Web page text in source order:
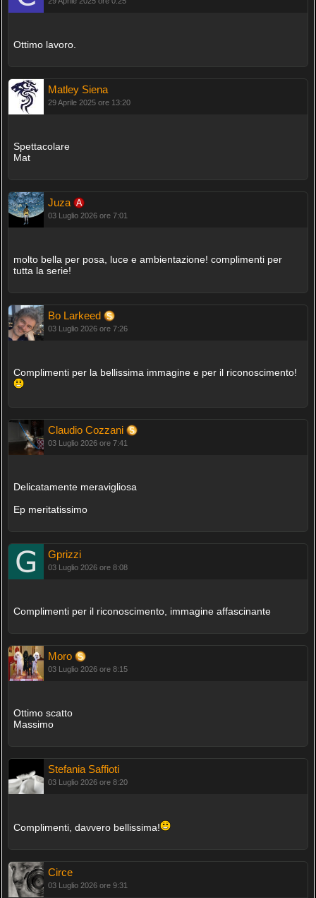
Ottimo lavoro.
Matley Siena
29 Aprile 2025 ore 13:20
Spettacolare
Mat
Juza
03 Luglio 2026 ore 7:01
molto bella per posa, luce e ambientazione! complimenti per
tutta la serie!
Bo Larkeed
03 Luglio 2026 ore 7:26
Complimenti per la bellissima immagine e per il riconoscimento!
Claudio Cozzani
03 Luglio 2026 ore 7:41
Delicatamente meravigliosa
Ep meritatissimo
Gprizzi
03 Luglio 2026 ore 8:08
Complimenti per il riconoscimento, immagine affascinante
Moro
03 Luglio 2026 ore 8:15
Ottimo scatto
Massimo
Stefania Saffioti
03 Luglio 2026 ore 8:20
Complimenti, davvero bellissima!
Circe
03 Luglio 2026 ore 9:31